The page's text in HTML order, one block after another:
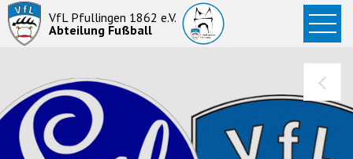
VfL Pfullingen 1862 e.V.
Abteilung Fußball
Startseite
News
Aktive
Junioren
Abteilung